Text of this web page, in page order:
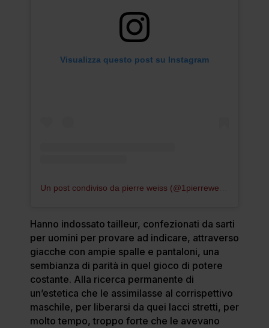
Visualizza questo post su Instagram
Hanno indossato tailleur, confezionati da sarti
per uomini per provare ad indicare, attraverso
giacche con ampie spalle e pantaloni, una
sembianza di parità in quel gioco di potere
costante. Alla ricerca permanente di
un’estetica che le assimilasse al corrispettivo
maschile, per liberarsi da quei lacci stretti, per
molto tempo, troppo forte che le avevano